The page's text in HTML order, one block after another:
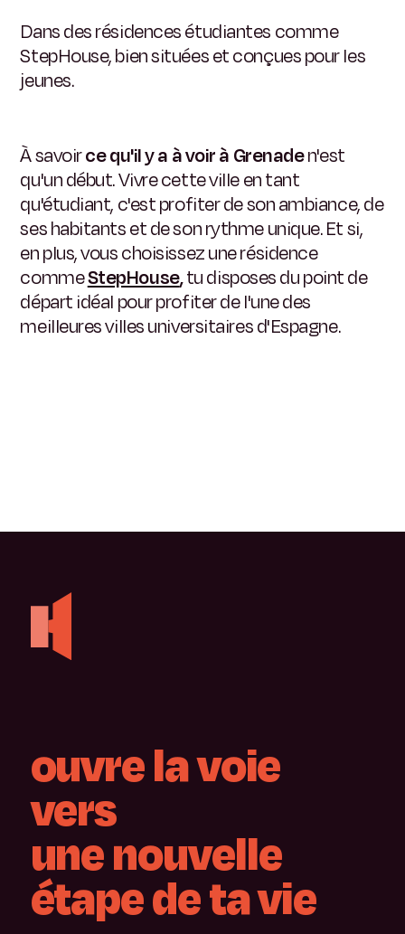
Dans des résidences étudiantes comme
StepHouse, bien situées et conçues pour les
jeunes.
À savoirce qu'il y a à voir à Grenaden'est
qu'un début. Vivre cette ville en tant
qu'étudiant, c'est profiter de son ambiance, de
ses habitants et de son rythme unique. Et si,
en plus, vous choisissez une résidence
commeStepHouse,tu disposes du point de
départ idéal pour profiter de l'une des
meilleures villes universitaires d'Espagne.
ouvrelavoie
vers
unenouvelle
étapedetavie